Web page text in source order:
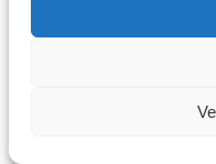
La falta de